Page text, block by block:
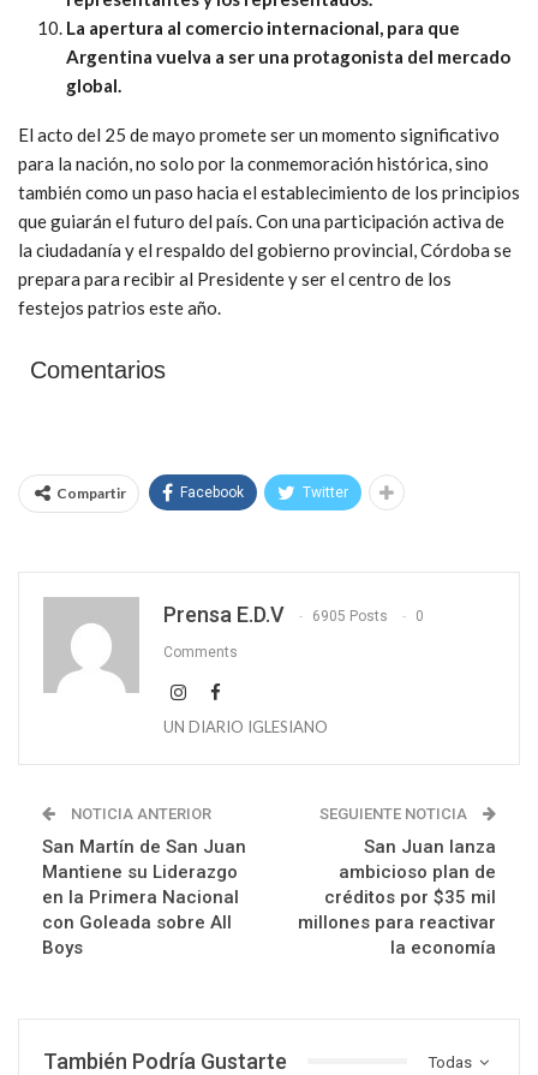
La apertura al comercio internacional, para que
Argentina vuelva a ser una protagonista del mercado
global.
El acto del 25 de mayo promete ser un momento significativo
para la nación, no solo por la conmemoración histórica, sino
también como un paso hacia el establecimiento de los principios
que guiarán el futuro del país. Con una participación activa de
la ciudadanía y el respaldo del gobierno provincial, Córdoba se
prepara para recibir al Presidente y ser el centro de los
festejos patrios este año.
Comentarios
Compartir Facebook Twitter
Prensa E.D.V 6905 Posts 0
Comments
UN DIARIO IGLESIANO
NOTICIA ANTERIOR
San Martín de San Juan
Mantiene su Liderazgo
en la Primera Nacional
con Goleada sobre All
Boys
SEGUIENTE NOTICIA
San Juan lanza
ambicioso plan de
créditos por $35 mil
millones para reactivar
la economía
Todas
También Podría Gustarte